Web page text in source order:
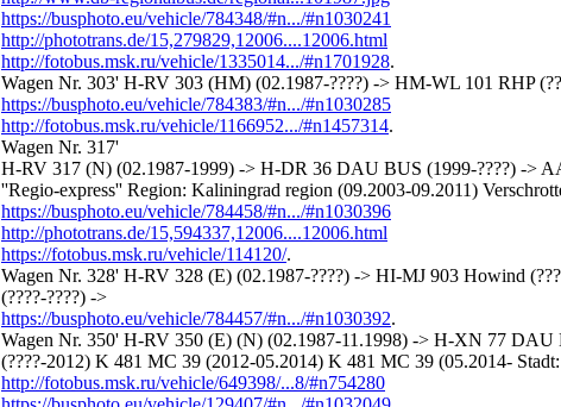
https://busphoto.eu/vehicle/784348/#n.../#n1030241
http://phototrans.de/15,279829,12006....12006.html
http://fotobus.msk.ru/vehicle/1335014.../#n1701928.
Wagen Nr. 303' H-RV 303 (HM) (02.1987-????) -> HM-WL 101 RHP
https://busphoto.eu/vehicle/784383/#n.../#n1030285
http://fotobus.msk.ru/vehicle/1166952.../#n1457314.
Wagen Nr. 317'
H-RV 317 (N) (02.1987-1999) -> H-DR 36 DAU BUS (1999-????) ->
''Regio-express'' Region: Kaliningrad region (09.2003-09.2011)
https://busphoto.eu/vehicle/784458/#n.../#n1030396
http://phototrans.de/15,594337,12006....12006.html
https://fotobus.msk.ru/vehicle/114120/.
Wagen Nr. 328' H-RV 328 (E) (02.1987-????) -> HI-MJ 903 Howind
(????-????) ->
https://busphoto.eu/vehicle/784457/#n.../#n1030392.
Wagen Nr. 350' H-RV 350 (E) (N) (02.1987-11.1998) -> H-XN 77 DAU
(????-2012) K 481 MC 39 (2012-05.2014) K 481 MC 39 (05.2014-
http://fotobus.msk.ru/vehicle/649398/...8/#n754280